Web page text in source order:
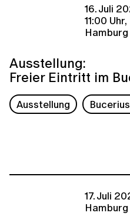
16. Juli
11:00 Uhr,
Hamburg
Ausstellung:
Freier Eintritt im
Ausstellung
17. Juli
Hamburg